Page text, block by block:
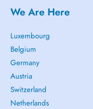
We Are Here
Luxembourg
Belgium
Germany
Austria
Switzerland
Netherlands